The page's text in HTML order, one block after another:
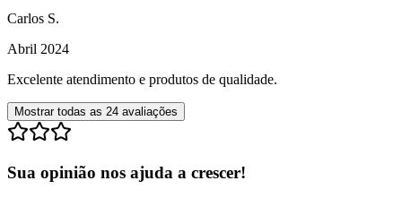
Carlos S.
Abril 2024
Excelente atendimento e produtos de qualidade.
Mostrar todas as 24 avaliações
Sua opinião nos ajuda a crescer!